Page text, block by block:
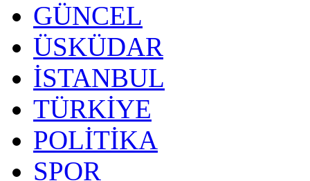
GÜNCEL
ÜSKÜDAR
İSTANBUL
TÜRKİYE
POLİTİKA
SPOR